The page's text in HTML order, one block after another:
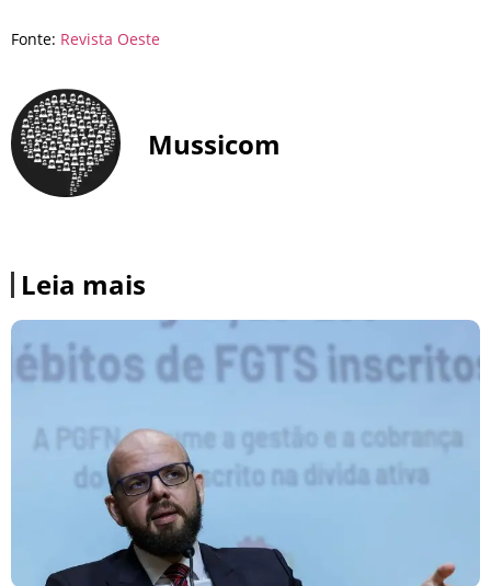
Fonte: Revista Oeste
Mussicom
Leia mais